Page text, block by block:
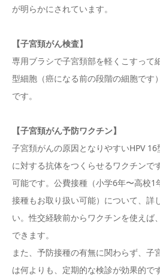
が明らかにされています。
【子宮頚がん検査】
専用ブラシで子宮頚部を軽くこすって
型細胞（癌になる前の段階の細胞です
です。
【子宮頚がん予防ワクチン】
子宮頚がんの原因となりやすいHPV
に対する抗体をつくらせるワクチンで
可能です。公費接種（小学6年〜高校1
接種もお取り扱い可能）について、詳
い。性交経験前からワクチンを使えば
できます。
また、予防接種の有無に関わらず、子
は何よりも、定期的な検診が効果的です